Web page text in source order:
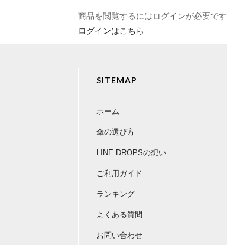
商品を閲覧するにはログインが必要です
ログインはこちら
SITEMAP
ホーム
傘の選び方
LINE DROPSの想い
ご利用ガイド
ランキング
よくある質問
お問い合わせ